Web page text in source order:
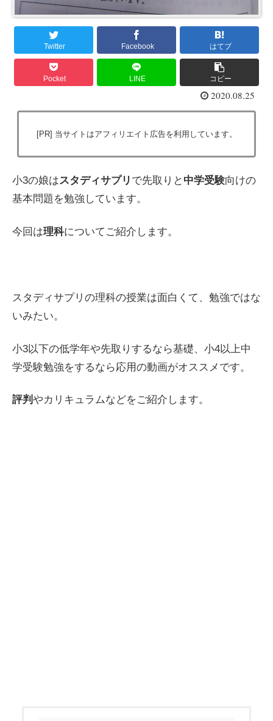
Twitter Facebook はてブ
Pocket LINE コピー
2020.08.25
[PR] 当サイトはアフィリエイト広告を利用しています。
小3の娘はスタディサプリ で先取りと 中学受験向けの
基本問題を勉強しています。
今回は理科についてご紹介します。
スタディサプリの理科の授業は面白くて、勉強ではな
いみたい。
小3以下の低学年や先取りするなら基礎、小4以上中
学受験勉強をするなら応用の動画がオススメです。
評判やカリキュラムなどをご紹介します。